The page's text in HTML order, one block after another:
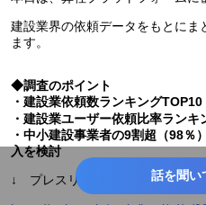
建設業界の依頼データをもとに
ます。
◆調査のポイント
・建設業依頼数ランキングTOP10
・建設業ユーザー依頼比率ランキ
・中小建設事業者の9割超（98％
入を検討
↓ プレスリリースはこちら ↓
話を聞い